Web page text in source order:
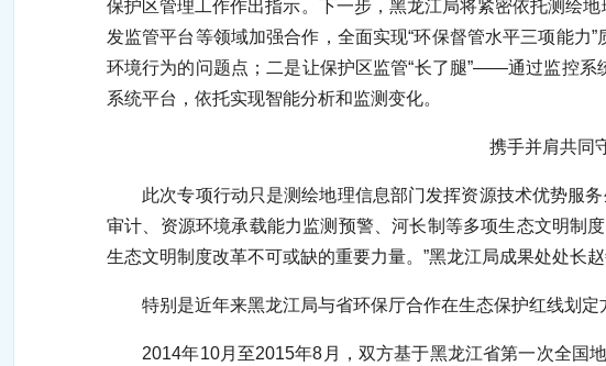
保护区管理工作作出指示。下一步，黑龙江局将紧密依托测绘
发监管平台等领域加强合作，全面实现“环保督管水平三项能
环境行为的问题点；二是让保护区监管“长了腿”——通过监控
系统平台，依托实现智能分析和监测变化。
携手并肩共同守护绿
此次专项行动只是测绘地理信息部门发挥资源技术优势服务
审计、资源环境承载能力监测预警、河长制等多项生态文明制
生态文明制度改革不可或缺的重要力量。”黑龙江局成果处处长赵
特别是近年来黑龙江局与省环保厅合作在生态保护红线划定
2014年10月至2015年8月，双方基于黑龙江省第一次全国地